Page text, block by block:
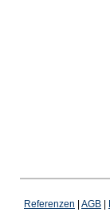
Referenzen AGB